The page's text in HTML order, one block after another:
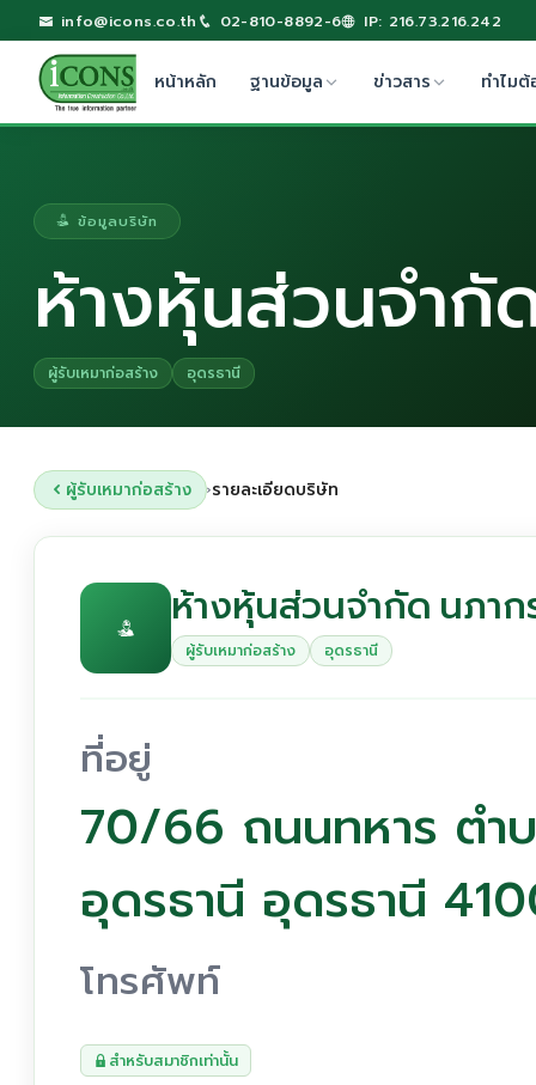
info@icons.co.th 02-810-8892-6 IP: 216.73.216.242
หน้าหลัก ฐานข้อมูล ข่าวสาร ทำไมต้
ข้อมูลบริษัท
ห้างหุ้นส่วนจำกั
ผู้รับเหมาก่อสร้าง อุดรธานี
ผู้รับเหมาก่อสร้าง ›รายละเอียดบริษัท
ห้างหุ้นส่วนจำกัด นภาก
ผู้รับเหมาก่อสร้าง อุดรธานี
ที่อยู่
70/66 ถนนทหาร ตำ
อุดรธานี อุดรธานี
โทรศัพท์
สำหรับสมาชิกเท่านั้น